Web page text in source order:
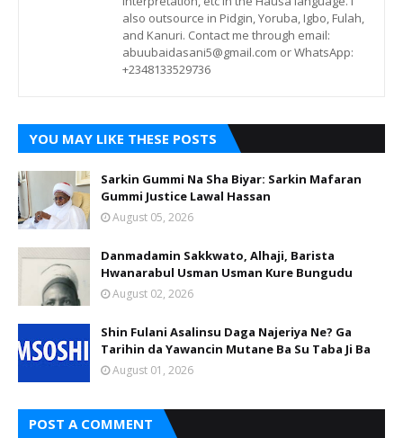
also outsource in Pidgin, Yoruba, Igbo, Fulah,
and Kanuri. Contact me through email:
abuubaidasani5@gmail.com or WhatsApp:
+2348133529736
YOU MAY LIKE THESE POSTS
Sarkin Gummi Na Sha Biyar: Sarkin Mafaran
Gummi Justice Lawal Hassan
August 05, 2026
Danmadamin Sakkwato, Alhaji, Barista
Hwanarabul Usman Usman Kure Bungudu
August 02, 2026
Shin Fulani Asalinsu Daga Najeriya Ne? Ga
Tarihin da Yawancin Mutane Ba Su Taba Ji Ba
August 01, 2026
POST A COMMENT